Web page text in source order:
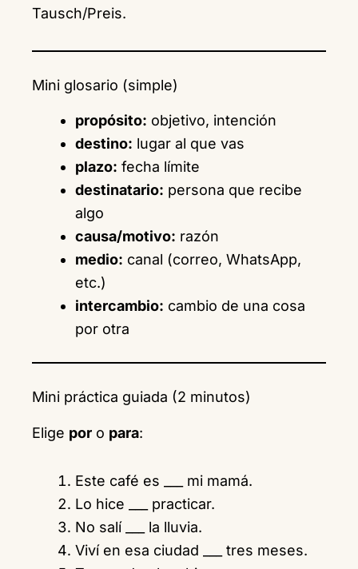
Tausch/Preis.
Mini glosario (simple)
propósito: objetivo, intención
destino: lugar al que vas
plazo: fecha límite
destinatario: persona que recibe
algo
causa/motivo: razón
medio: canal (correo, WhatsApp,
etc.)
intercambio: cambio de una cosa
por otra
Mini práctica guiada (2 minutos)
Elige por o para:
Este café es ___ mi mamá.
Lo hice ___ practicar.
No salí ___ la lluvia.
Viví en esa ciudad ___ tres meses.